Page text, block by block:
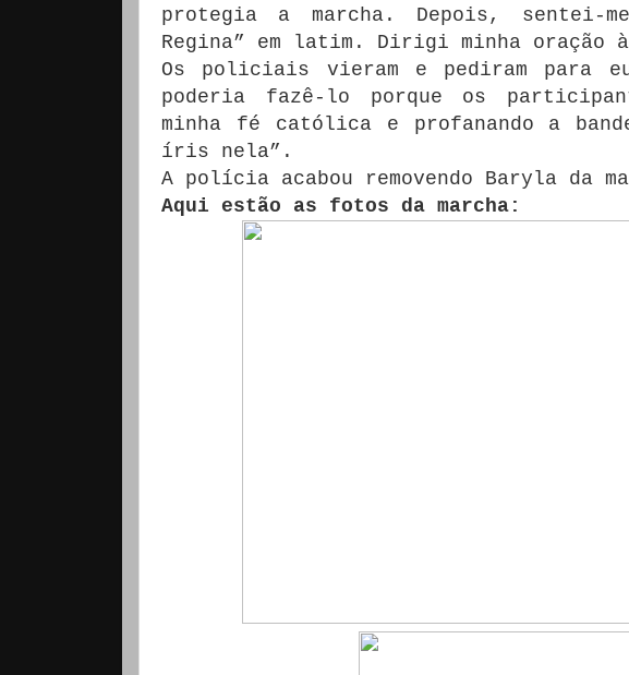
protegia a marcha. Depois, sentei-
Regina” em latim. Dirigi minha oração
Os policiais vieram e pediram para
poderia fazê-lo porque os
minha fé católica e profanando a
íris nela”.
A polícia acabou removendo Baryla da
Aqui estão as fotos da marcha: